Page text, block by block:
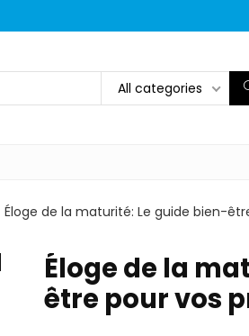
All categories
Éloge de la maturité: Le guide bien-
Éloge de la
être pour vos